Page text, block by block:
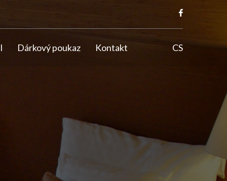
Dárkový poukaz Kontakt CS